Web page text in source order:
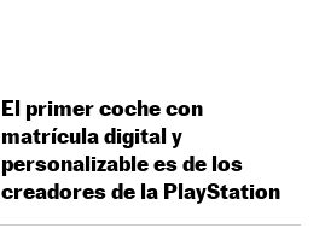
El primer coche con
matrícula digital y
personalizable es de los
creadores de la PlayStation